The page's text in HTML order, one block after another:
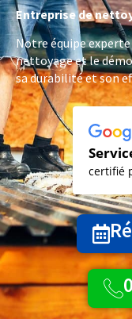
Entreprise de
Notre équipe experte
nettoyage et le
sa durabilité et son
certifié